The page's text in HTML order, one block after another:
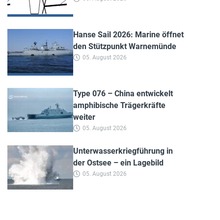
Hanse Sail 2026: Marine öffnet
den Stützpunkt Warnemünde
05. August 2026
Type 076 – China entwickelt
amphibische Trägerkräfte
weiter
05. August 2026
Unterwasserkriegführung in
der Ostsee – ein Lagebild
05. August 2026